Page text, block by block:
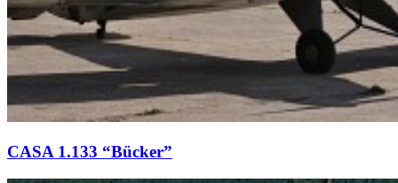
CASA 1.133 “Bücker”